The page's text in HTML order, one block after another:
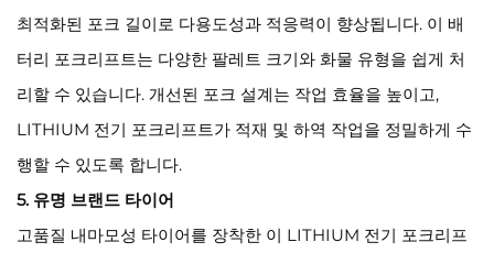
최적화된 포크 길이로 다용도성과 적응력이 향상됩니다. 이 배
터리 포크리프트는 다양한 팔레트 크기와 화물 유형을 쉽게 처
리할 수 있습니다. 개선된 포크 설계는 작업 효율을 높이고,
LITHIUM 전기 포크리프트가 적재 및 하역 작업을 정밀하게 수
행할 수 있도록 합니다.
5. 유명 브랜드 타이어
고품질 내마모성 타이어를 장착한 이 LITHIUM 전기 포크리프